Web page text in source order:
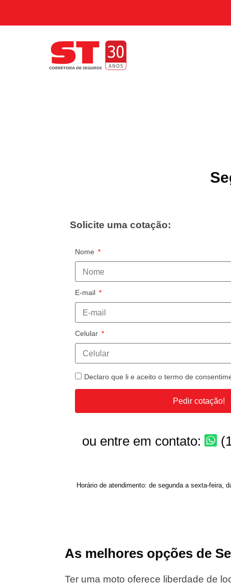
Solicite uma cotação:
Nome
E-mail
Celular
Declaro que li e aceito o termo de
Pedir cotação!
ou entre em contato:
Horário de atendimento: de segunda a sexta-feira,
As melhores opções de
Ter uma moto oferece liberdade de